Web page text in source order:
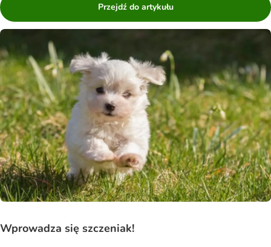
Przejdź do artykułu
Wprowadza się szczeniak!